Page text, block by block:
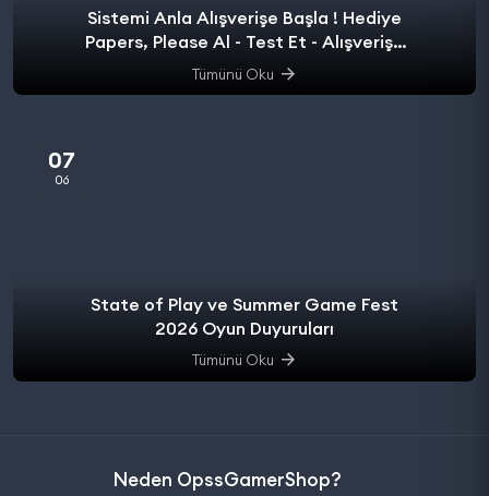
Sistemi Anla Alışverişe Başla ! Hediye
Papers, Please Al - Test Et - Alışverişe
başla.
Tümünü Oku
07
06
State of Play ve Summer Game Fest
2026 Oyun Duyuruları
Tümünü Oku
Neden OpssGamerShop?